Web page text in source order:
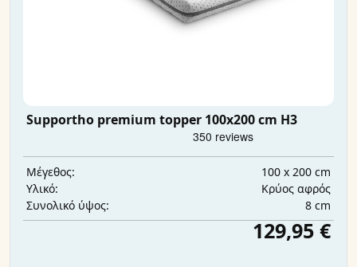
Supportho premium topper 100x200 cm H3
Μέγεθος:
100 x 200 cm
Υλικό:
Κρύος αφρός
Συνολικό ύψος:
8 cm
129,95 €